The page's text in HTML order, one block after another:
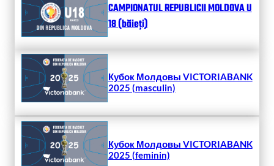
CAMPIONATUL REPUBLICII MOLDOVA U
18 (băieți)
Кубок Молдовы VICTORIABANK
2025 (masculin)
Кубок Молдовы VICTORIABANK
2025 (feminin)